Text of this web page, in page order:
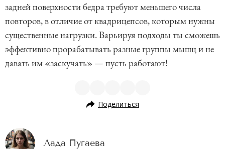
задней поверхности бедра требуют меньшего числа
повторов, в отличие от квадрицепсов, которым нужны
существенные нагрузки. Варьируя подходы ты сможешь
эффективно прорабатывать разные группы мышц и не
давать им «заскучать» — пусть работают!
Поделиться
Лада Пугаева